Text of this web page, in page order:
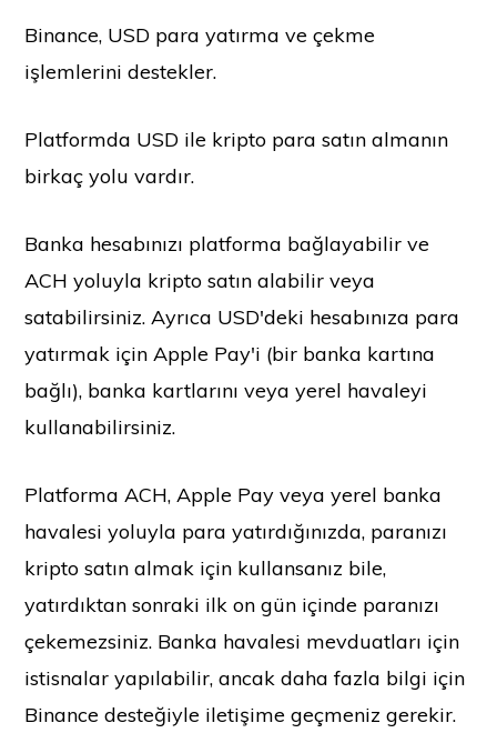
Binance, USD para yatırma ve çekme
işlemlerini destekler.
Platformda USD ile kripto para satın almanın
birkaç yolu vardır.
Banka hesabınızı platforma bağlayabilir ve
ACH yoluyla kripto satın alabilir veya
satabilirsiniz. Ayrıca USD'deki hesabınıza para
yatırmak için Apple Pay'i (bir banka kartına
bağlı), banka kartlarını veya yerel havaleyi
kullanabilirsiniz.
Platforma ACH, Apple Pay veya yerel banka
havalesi yoluyla para yatırdığınızda, paranızı
kripto satın almak için kullansanız bile,
yatırdıktan sonraki ilk on gün içinde paranızı
çekemezsiniz. Banka havalesi mevduatları için
istisnalar yapılabilir, ancak daha fazla bilgi için
Binance desteğiyle iletişime geçmeniz gerekir.